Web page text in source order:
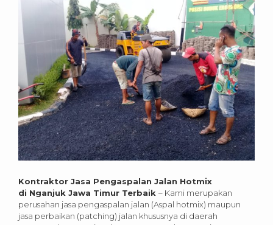
Kontraktor Jasa Pengaspalan Jalan Hotmix
di Nganjuk Jawa Timur Terbaik – Kami merupakan
perusahan jasa pengaspalan jalan (Aspal hotmix) maupun
jasa perbaikan (patching) jalan khususnya di daerah